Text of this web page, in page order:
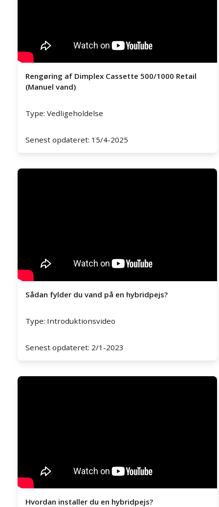
Rengøring af Dimplex Cassette 500/1000 Retail
(Manuel vand)
Type: Vedligeholdelse
Senest opdateret: 15/4-2025
Sådan fylder du vand på en hybridpejs?
Type: Introduktionsvideo
Senest opdateret: 2/1-2023
Hvordan installer du en hybridpejs?